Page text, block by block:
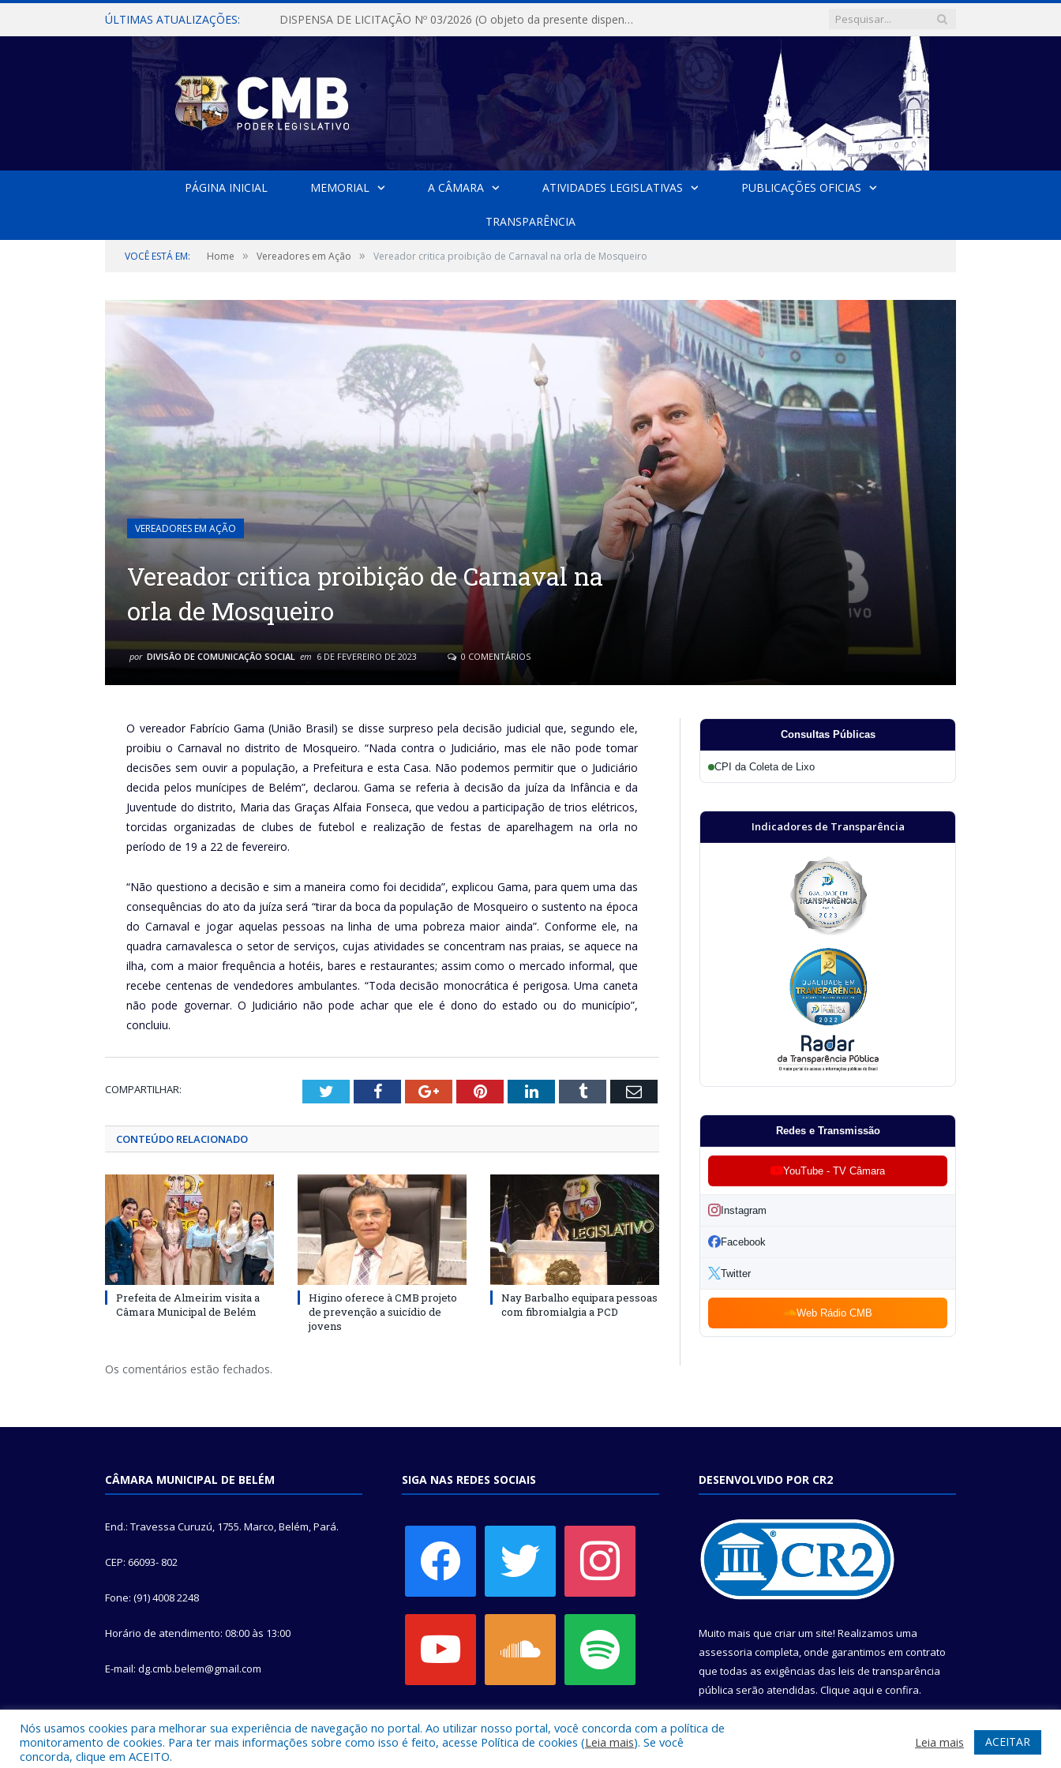
ÚLTIMAS ATUALIZAÇÕES: DISPENSA DE LICITAÇÃO Nº 03/2026 (O objeto da presente dispensa é a escolha da proposta mais vantajosa para a aquisição, de aparelhos de ar condicionado, tipo Split, com material de instalação e fogão industrial, conforme condições, quantidades e exigências estabelecidas no termo de referencia e neste aviso de contratação direta e seus anexos)
PÁGINA INICIAL MEMORIAL A CÂMARA ATIVIDADES LEGISLATIVAS PUBLICAÇÕES OFICIAS
TRANSPARÊNCIA
VOCÊ ESTÁ EM: Home » Vereadores em Ação » Vereador critica proibição de Carnaval na orla de Mosqueiro
VEREADORES EM AÇÃO
Vereador critica proibição de Carnaval na
orla de Mosqueiro
por DIVISÃO DE COMUNICAÇÃO SOCIAL em 6 DE FEVEREIRO DE 2023 0 COMENTÁRIOS
O vereador Fabrício Gama (União Brasil) se disse surpreso pela decisão judicial que, segundo ele,
proibiu o Carnaval no distrito de Mosqueiro. “Nada contra o Judiciário, mas ele não pode tomar
decisões sem ouvir a população, a Prefeitura e esta Casa. Não podemos permitir que o Judiciário
decida pelos munícipes de Belém”, declarou. Gama se referia à decisão da juíza da Infância e da
Juventude do distrito, Maria das Graças Alfaia Fonseca, que vedou a participação de trios elétricos,
torcidas organizadas de clubes de futebol e realização de festas de aparelhagem na orla no
período de 19 a 22 de fevereiro.
“Não questiono a decisão e sim a maneira como foi decidida”, explicou Gama, para quem uma das
consequências do ato da juíza será “tirar da boca da população de Mosqueiro o sustento na época
do Carnaval e jogar aquelas pessoas na linha de uma pobreza maior ainda”. Conforme ele, na
quadra carnavalesca o setor de serviços, cujas atividades se concentram nas praias, se aquece na
ilha, com a maior frequência a hotéis, bares e restaurantes; assim como o mercado informal, que
recebe centenas de vendedores ambulantes. “Toda decisão monocrática é perigosa. Uma caneta
não pode governar. O Judiciário não pode achar que ele é dono do estado ou do município”,
concluiu.
COMPARTILHAR: TwitterFacebookGoogle+PinterestLinkedInTumblr Email
CONTEÚDO RELACIONADO
Prefeita de Almeirim visita a
Câmara Municipal de Belém
Higino oferece à CMB projeto
de prevenção a suicídio de
jovens
Nay Barbalho equipara pessoas
com fibromialgia a PCD
Os comentários estão fechados.
Consultas Públicas
CPI da Coleta de Lixo
Indicadores de Transparência
Redes e Transmissão
YouTube - TV Câmara
Instagram
Facebook
Twitter
Web Rádio CMB
CÂMARA MUNICIPAL DE BELÉM
End.: Travessa Curuzú, 1755. Marco, Belém, Pará.
CEP: 66093- 802
Fone: (91) 4008 2248
Horário de atendimento: 08:00 às 13:00
E-mail: dg.cmb.belem@gmail.com
SIGA NAS REDES SOCIAIS DESENVOLVIDO POR CR2
Muito mais que criar um site! Realizamos uma
assessoria completa, onde garantimos em contrato
que todas as exigências das leis de transparência
pública serão atendidas. Clique aqui e confira.
Conheça o
Nós usamos cookies para melhorar sua experiência de navegação no portal. Ao utilizar nosso portal, você concorda com a política de
monitoramento de cookies. Para ter mais informações sobre como isso é feito, acesse Política de cookies (Leia mais). Se você
concorda, clique em ACEITO.
Leia mais ACEITAR